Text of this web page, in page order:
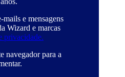
e mensagens
Wizard e marcas
privacidade.
navegador para a